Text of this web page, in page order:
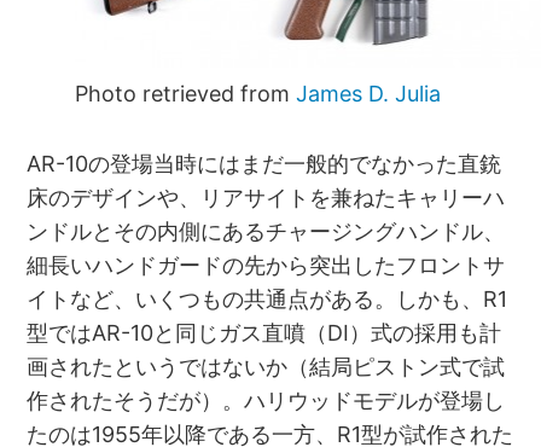
Photo retrieved fromJames D. Julia
AR-10の登場当時にはまだ一般的でなかった直銃
床のデザインや、リアサイトを兼ねたキャリーハ
ンドルとその内側にあるチャージングハンドル、
細長いハンドガードの先から突出したフロントサ
イトなど、いくつもの共通点がある。しかも、R1
型ではAR-10と同じガス直噴（DI）式の採用も計
画されたというではないか（結局ピストン式で試
作されたそうだが）。ハリウッドモデルが登場し
たのは1955年以降である一方、R1型が試作された